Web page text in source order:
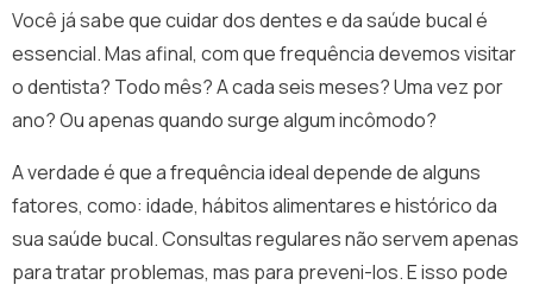
Você já sabe que cuidar dos dentes e da saúde bucal é
essencial. Mas afinal, com que frequência devemos visitar
o dentista? Todo mês? A cada seis meses? Uma vez por
ano? Ou apenas quando surge algum incômodo?
A verdade é que a frequência ideal depende de alguns
fatores, como: idade, hábitos alimentares e histórico da
sua saúde bucal. Consultas regulares não servem apenas
para tratar problemas, mas para preveni-los. E isso pode